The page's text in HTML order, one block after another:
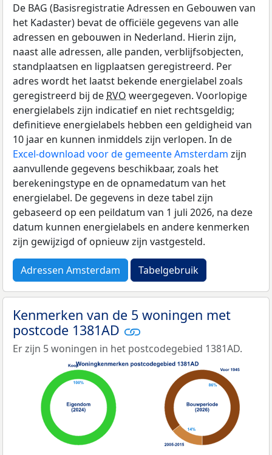
De BAG (Basisregistratie Adressen en Gebouwen van
het Kadaster) bevat de officiële gegevens van alle
adressen en gebouwen in Nederland. Hierin zijn,
naast alle adressen, alle panden, verblijfsobjecten,
standplaatsen en ligplaatsen geregistreerd. Per
adres wordt het laatst bekende energielabel zoals
geregistreerd bij de RVO weergegeven. Voorlopige
energielabels zijn indicatief en niet rechtsgeldig;
definitieve energielabels hebben een geldigheid van
10 jaar en kunnen inmiddels zijn verlopen. In de
Excel-download voor de gemeente Amsterdam zijn
aanvullende gegevens beschikbaar, zoals het
berekeningstype en de opnamedatum van het
energielabel. De gegevens in deze tabel zijn
gebaseerd op een peildatum van 1 juli 2026, na deze
datum kunnen energielabels en andere kenmerken
zijn gewijzigd of opnieuw zijn vastgesteld.
Adressen Amsterdam Tabelgebruik
Kenmerken van de 5 woningen met
postcode 1381AD
Er zijn 5 woningen in het postcodegebied 1381AD.